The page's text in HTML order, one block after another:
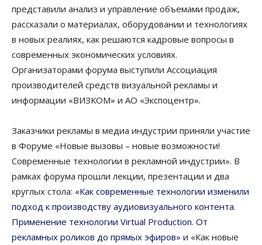
представили анализ и управление объемами продаж,
рассказали о материалах, оборудовании и технологиях
в новых реалиях, как решаются кадровые вопросы в
современных экономических условиях.
Организаторами форума выступили Ассоциация
производителей средств визуальной рекламы и
информации «ВИЗКОМ» и АО «Экспоцентр».
Заказчики рекламы в медиа индустрии приняли участие
в Форуме «Новые вызовы – новые возможности!
Современные технологии в рекламной индустрии». В
рамках форума прошли лекции, презентации и два
круглых стола: «Как современные технологии изменили
подход к производству аудиовизуального контента.
Применение технологии Virtual Production. От
рекламных роликов до прямых эфиров» и «Как новые